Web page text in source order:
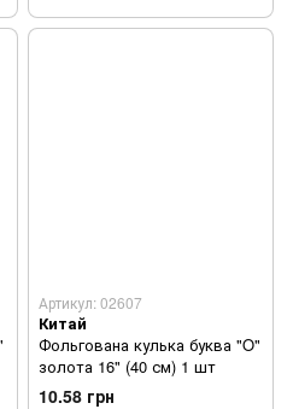
Артикул: 02607
Китай
Фольгована кулька буква "O"
золота 16" (40 см) 1 шт
10.58 грн